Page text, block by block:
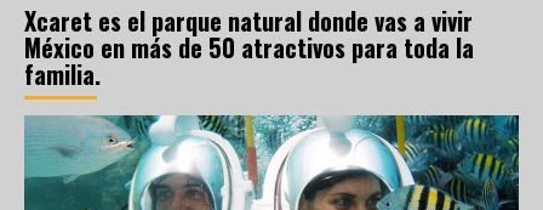
Xcaret es el parque natural donde vas a vivir
México en más de 50 atractivos para toda la
familia.